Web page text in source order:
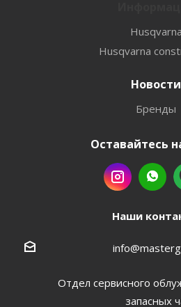
Husqvarna
Husqvarna
Новости
Бренды
Оставайтесь
Наши
Отдел сервисного
запасных